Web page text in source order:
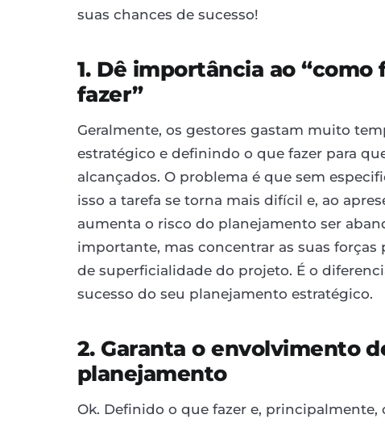
suas chances de sucesso!
1. Dê importância ao
fazer”
Geralmente, os gestores gastam muito
estratégico e definindo o que fazer para
alcançados. O problema é que sem
isso a tarefa se torna mais difícil e, ao
aumenta o risco do planejamento ser
importante, mas concentrar as suas forças
de superficialidade do projeto. É o
sucesso do seu planejamento estratégico.
2. Garanta o envolvimento
planejamento
Ok. Definido o que fazer e,